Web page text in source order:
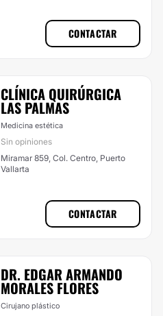
CONTACTAR
​CLÍNICA QUIRÚRGICA
LAS PALMAS
Medicina estética
Sin opiniones
Miramar 859, Col. Centro, Puerto
Vallarta
CONTACTAR
DR. EDGAR ARMANDO
MORALES FLORES
Cirujano plástico